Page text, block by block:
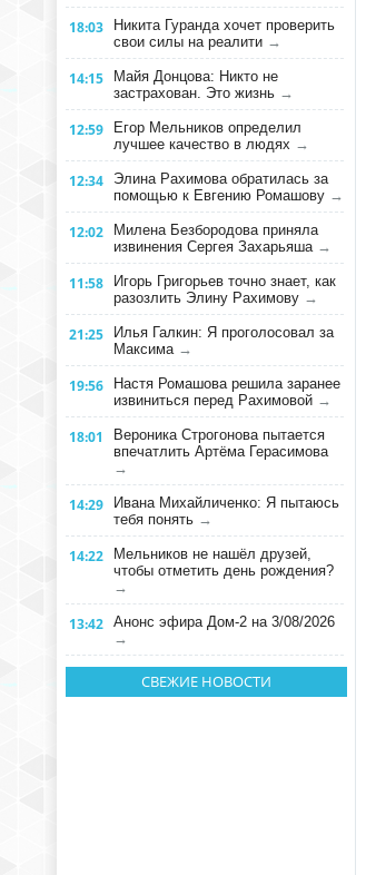
18:03
Никита Гуранда хочет проверить
свои силы на реалити →
14:15
Майя Донцова: Никто не
застрахован. Это жизнь →
12:59
Егор Мельников определил
лучшее качество в людях →
12:34
Элина Рахимова обратилась за
помощью к Евгению Ромашову →
12:02
Милена Безбородова приняла
извинения Сергея Захарьяша →
11:58
Игорь Григорьев точно знает, как
разозлить Элину Рахимову →
21:25
Илья Галкин: Я проголосовал за
Максима →
19:56
Настя Ромашова решила заранее
извиниться перед Рахимовой →
18:01
Вероника Строгонова пытается
впечатлить Артёма Герасимова
→
14:29
Ивана Михайличенко: Я пытаюсь
тебя понять →
14:22
Мельников не нашёл друзей,
чтобы отметить день рождения?
→
13:42 Анонс эфира Дом-2 на 3/08/2026
→
СВЕЖИЕ НОВОСТИ